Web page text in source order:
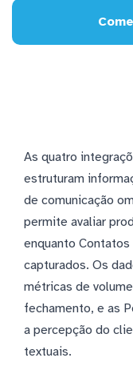
As quatro
estruturam
de comunicação
permite avaliar
enquanto
capturados. Os
métricas de
fechamento, e as
a percepção do
textuais.